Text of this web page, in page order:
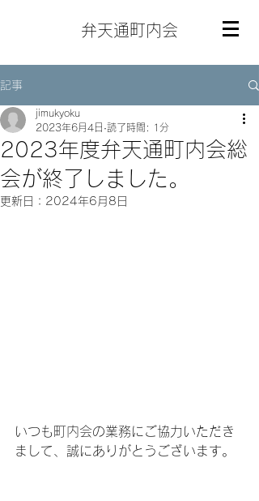
弁天通町内会
記事
2023年度弁天通町内会総
会が終了しました。
jimukyoku
2023年6月4日 読了時間: 1分
更新日： 2024年6月8日
いつも町内会の業務にご協力いただき
まして、誠にありがとうございます。